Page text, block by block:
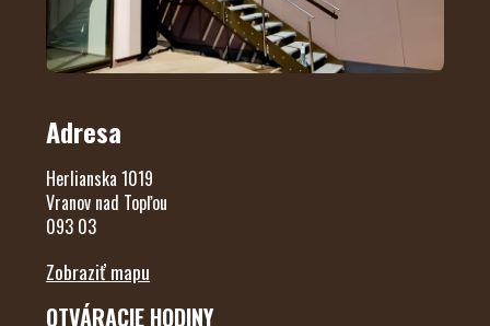
Adresa
Herlianska 1019
Vranov nad Topľou
093 03
Zobraziť mapu
OTVÁRACIE HODINY